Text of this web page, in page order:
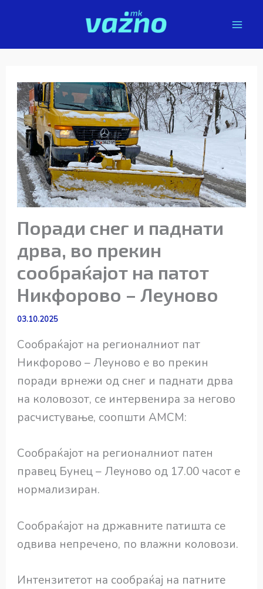
Поради снег и паднати
дрва, во прекин
сообраќајот на патот
Никфорово – Леуново
03.10.2025
Сообраќајот на регионалниот пат
Никфорово – Леуново е во прекин
поради врнежи од снег и паднати дрва
на коловозот, се интервенира за негово
расчистување, соопшти АМСМ:
Сообраќајот на регионалниот патен
правец Бунец – Леуново од 17.00 часот е
нормализиран.
Сообраќајот на државните патишта се
одвива непречено, по влажни коловози.
Интензитетот на сообраќај на патните